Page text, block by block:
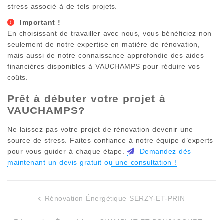
stress associé à de tels projets.
Important !
En choisissant de travailler avec nous, vous bénéficiez non
seulement de notre expertise en matière de rénovation,
mais aussi de notre connaissance approfondie des aides
financières disponibles à VAUCHAMPS pour réduire vos
coûts.
Prêt à débuter votre projet à
VAUCHAMPS?
Ne laissez pas votre projet de rénovation devenir une
source de stress. Faites confiance à notre équipe d’experts
pour vous guider à chaque étape.
Demandez dès
maintenant un devis gratuit ou une consultation !
Rénovation Énergétique SERZY-ET-PRIN